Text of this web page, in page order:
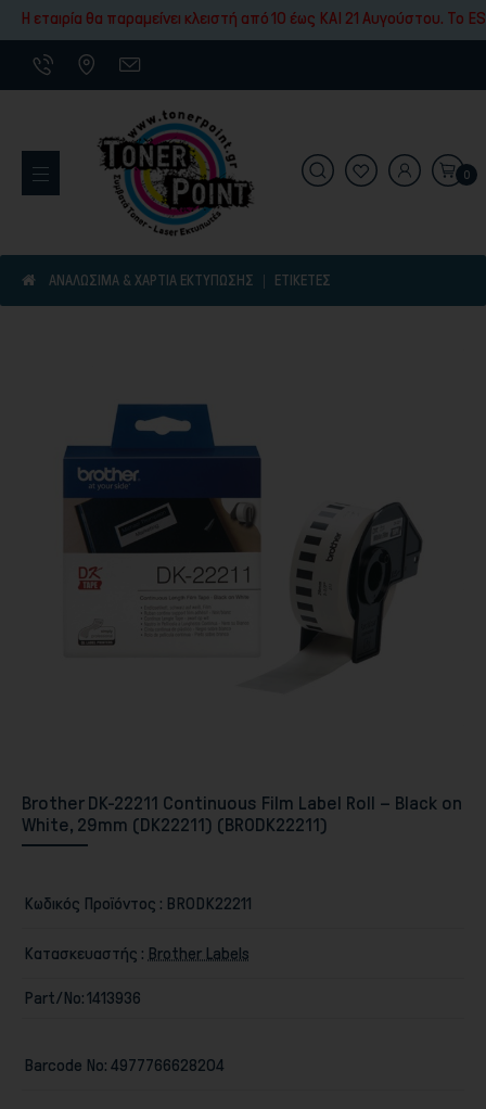
Η εταιρία θα παραμείνει κλειστή από 10 έως ΚΑΙ 21 Αυγούστου. To
Εκτυπωτικά Μηχανήματα
Είδη γραφικής ύλης
Περιφερειακά PC & Οθόνες
Παιχνίδια
0
ΑΝΑΛΩΣΙΜΑ & ΧΑΡΤΙΑ ΕΚΤΥΠΩΣΗΣ ΕΤΙΚΈΤΕΣ
Brother DK-22211 Continuous Film Label Roll – Black on
White, 29mm (DK22211) (BRODK22211)
Κωδικός Προϊόντος : BRODK22211
Κατασκευαστής : Brother Labels
Part/No:1413936
Barcode No: 4977766628204